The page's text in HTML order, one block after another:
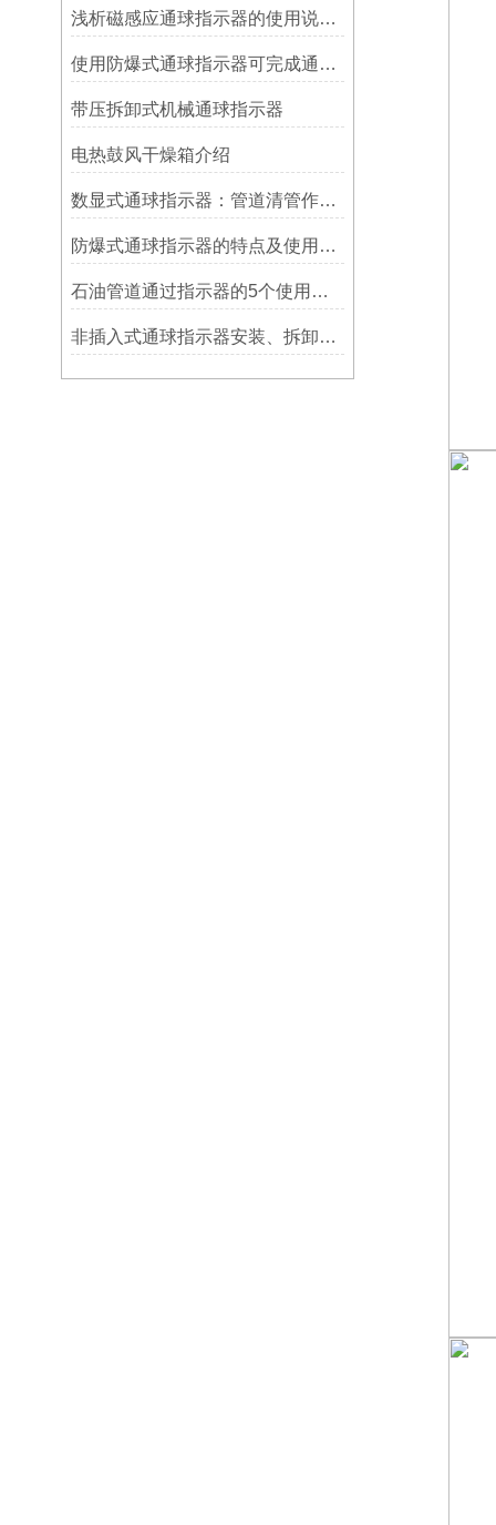
浅析磁感应通球指示器的使用说明及特点
使用防爆式通球指示器可完成通球指示功能
带压拆卸式机械通球指示器
电热鼓风干燥箱介绍
数显式通球指示器：管道清管作业的智能监测关键设备
防爆式通球指示器的特点及使用方法
石油管道通过指示器的5个使用说明
非插入式通球指示器安装、拆卸灵活方便